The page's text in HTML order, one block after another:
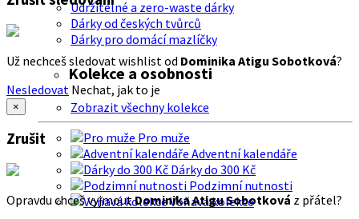
Udržitelné a zero-waste dárky
Dárky od českých tvůrců
Dárky pro domácí mazlíčky
Kolekce a osobnosti
Zobrazit všechny kolekce
Pro muže
Adventní kalendáře
Dárky do 300 Kč
Podzimní nutnosti
Voňavá kolekce
Už nechceš sledovat wishlist od Dominika Atigu Sobotková?
Nesledovat Nechat, jak to je
×
Zrušit
Opravdu chceš vyjmoutDominika Atigu Sobotková z přátel?